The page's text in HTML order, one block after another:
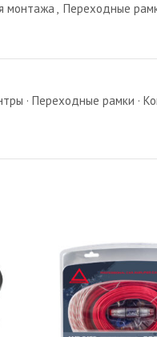
монтажа , Переходные
· Переходные рамки ·